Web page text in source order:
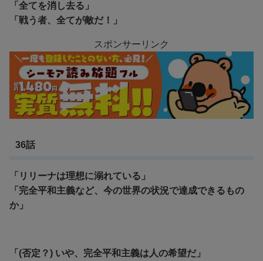
「全てを消し去る」
「戦う者、全てが敵だ！」
スポンサーリンク
36話
「リリーナは理想に溺れている」
「完全平和主義など、今の世界の状況で達成できるもの
か」
「(否定？) いや、完全平和主義は人の希望だ」